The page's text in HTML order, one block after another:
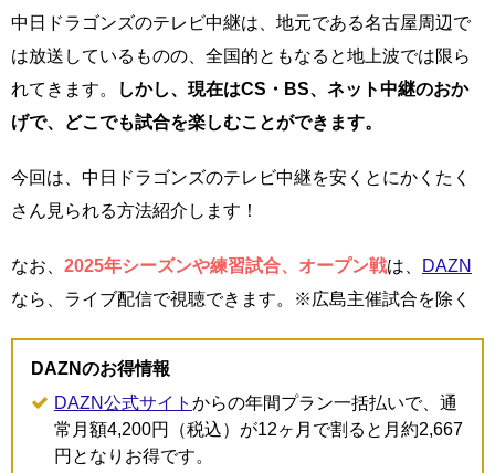
中日ドラゴンズのテレビ中継は、地元である名古屋周辺で
は放送しているものの、全国的ともなると地上波では限ら
れてきます。
しかし、現在はCS・BS、ネット中継のおか
げで、どこでも試合を楽しむことができます。
今回は、中日ドラゴンズのテレビ中継を安くとにかくたく
さん見られる方法紹介します！
なお、 2025年シーズンや練習試合、オープン戦は、
DAZN
なら、ライブ配信で視聴できます。※広島主催試合を除く
DAZNのお得情報
DAZN公式サイト からの年間プラン一括払いで、通
常月額4,200円（税込）が12ヶ月で割ると月約2,667
円となりお得です。